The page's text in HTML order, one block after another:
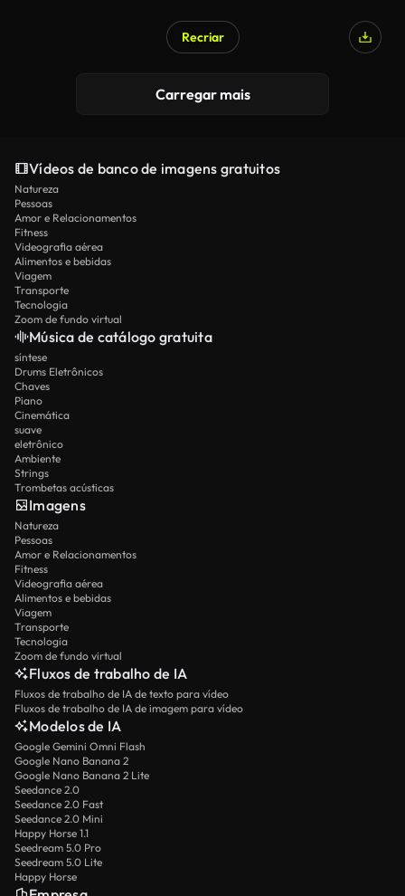
Recriar
Carregar mais
Vídeos de banco de imagens gratuitos
Natureza
Pessoas
Amor e Relacionamentos
Fitness
Videografia aérea
Alimentos e bebidas
Viagem
Transporte
Tecnologia
Zoom de fundo virtual
Música de catálogo gratuita
síntese
Drums Eletrônicos
Chaves
Piano
Cinemática
suave
eletrônico
Ambiente
Strings
Trombetas acústicas
Imagens
Natureza
Pessoas
Amor e Relacionamentos
Fitness
Videografia aérea
Alimentos e bebidas
Viagem
Transporte
Tecnologia
Zoom de fundo virtual
Fluxos de trabalho de IA
Fluxos de trabalho de IA de texto para vídeo
Fluxos de trabalho de IA de imagem para vídeo
Modelos de IA
Google Gemini Omni Flash
Google Nano Banana 2
Google Nano Banana 2 Lite
Seedance 2.0
Seedance 2.0 Fast
Seedance 2.0 Mini
Happy Horse 1.1
Seedream 5.0 Pro
Seedream 5.0 Lite
Happy Horse